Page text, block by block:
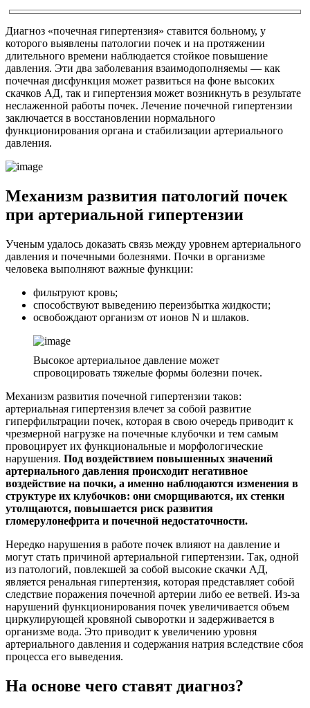
Диагноз «почечная гипертензия» ставится больному, у
которого выявлены патологии почек и на протяжении
длительного времени наблюдается стойкое повышение
давления. Эти два заболевания взаимодополняемы — как
почечная дисфункция может развиться на фоне высоких
скачков АД, так и гипертензия может возникнуть в результате
неслаженной работы почек. Лечение почечной гипертензии
заключается в восстановлении нормального
функционирования органа и стабилизации артериального
давления.
Механизм развития патологий почек
при артериальной гипертензии
Ученым удалось доказать связь между уровнем артериального
давления и почечными болезнями. Почки в организме
человека выполняют важные функции:
фильтруют кровь;
способствуют выведению переизбытка жидкости;
освобождают организм от ионов N и шлаков.
Высокое артериальное давление может
спровоцировать тяжелые формы болезни почек.
Механизм развития почечной гипертензии таков:
артериальная гипертензия влечет за собой развитие
гиперфильтрации почек, которая в свою очередь приводит к
чрезмерной нагрузке на почечные клубочки и тем самым
провоцирует их функциональные и морфологические
нарушения. Под воздействием повышенных значений
артериального давления происходит негативное
воздействие на почки, а именно наблюдаются изменения в
структуре их клубочков: они сморщиваются, их стенки
утолщаются, повышается риск развития
гломерулонефрита и почечной недостаточности.
Нередко нарушения в работе почек влияют на давление и
могут стать причиной артериальной гипертензии. Так, одной
из патологий, повлекшей за собой высокие скачки АД,
является ренальная гипертензия, которая представляет собой
следствие поражения почечной артерии либо ее ветвей. Из-за
нарушений функционирования почек увеличивается объем
циркулирующей кровяной сыворотки и задерживается в
организме вода. Это приводит к увеличению уровня
артериального давления и содержания натрия вследствие сбоя
процесса его выведения.
На основе чего ставят диагноз?